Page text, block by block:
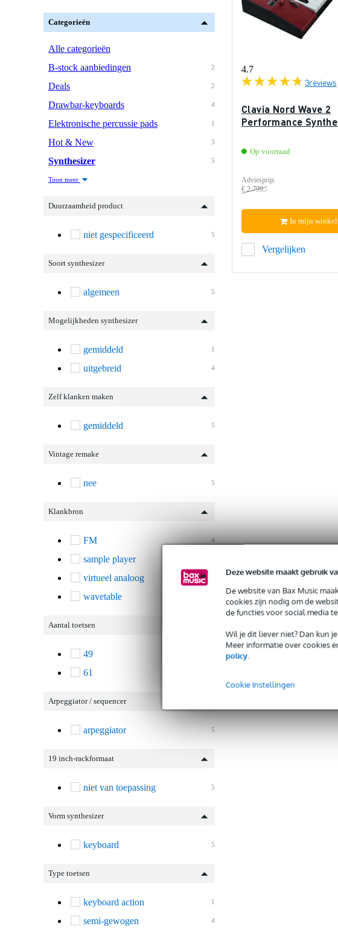
Deze website maakt gebruik
De website van Bax Music
cookies zijn nodig om de
de functies voor social media
Wil je dit liever niet? Dan kun
Meer informatie over cookies
policy.
Cookie Instellingen
Categorieën
Alle categorieën
2
B-stock aanbiedingen
2
Deals
4
Drawbar-keyboards
1
Elektronische percussie pads
3
Hot & New
5
Synthesizer
Toon meer
Duurzaamheid product
5
niet gespecificeerd
Soort synthesizer
5
algemeen
Mogelijkheden synthesizer
1
gemiddeld
4
uitgebreid
Zelf klanken maken
5
gemiddeld
Vintage remake
5
nee
Klankbron
4
FM
sample player
virtueel analoog
wavetable
Aantal toetsen
49
61
Arpeggiator / sequencer
5
arpeggiator
19 inch-rackformaat
5
niet van toepassing
Vorm synthesizer
5
keyboard
Type toetsen
1
keyboard action
4
semi-gewogen
4.7
3reviews
Clavia Nord Wave 2
Performance
Op voorraad
Adviesprijs
€ 2.799,-
Vergelijken
In mijn